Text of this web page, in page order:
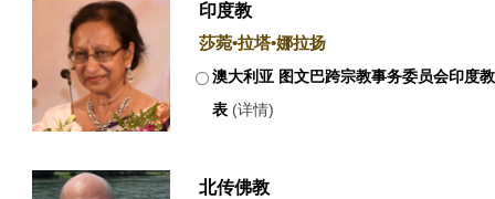
印度教
莎菀•拉塔•娜拉扬
澳大利亚 图文巴跨宗教事务委员会印度
表 (详情)
北传佛教